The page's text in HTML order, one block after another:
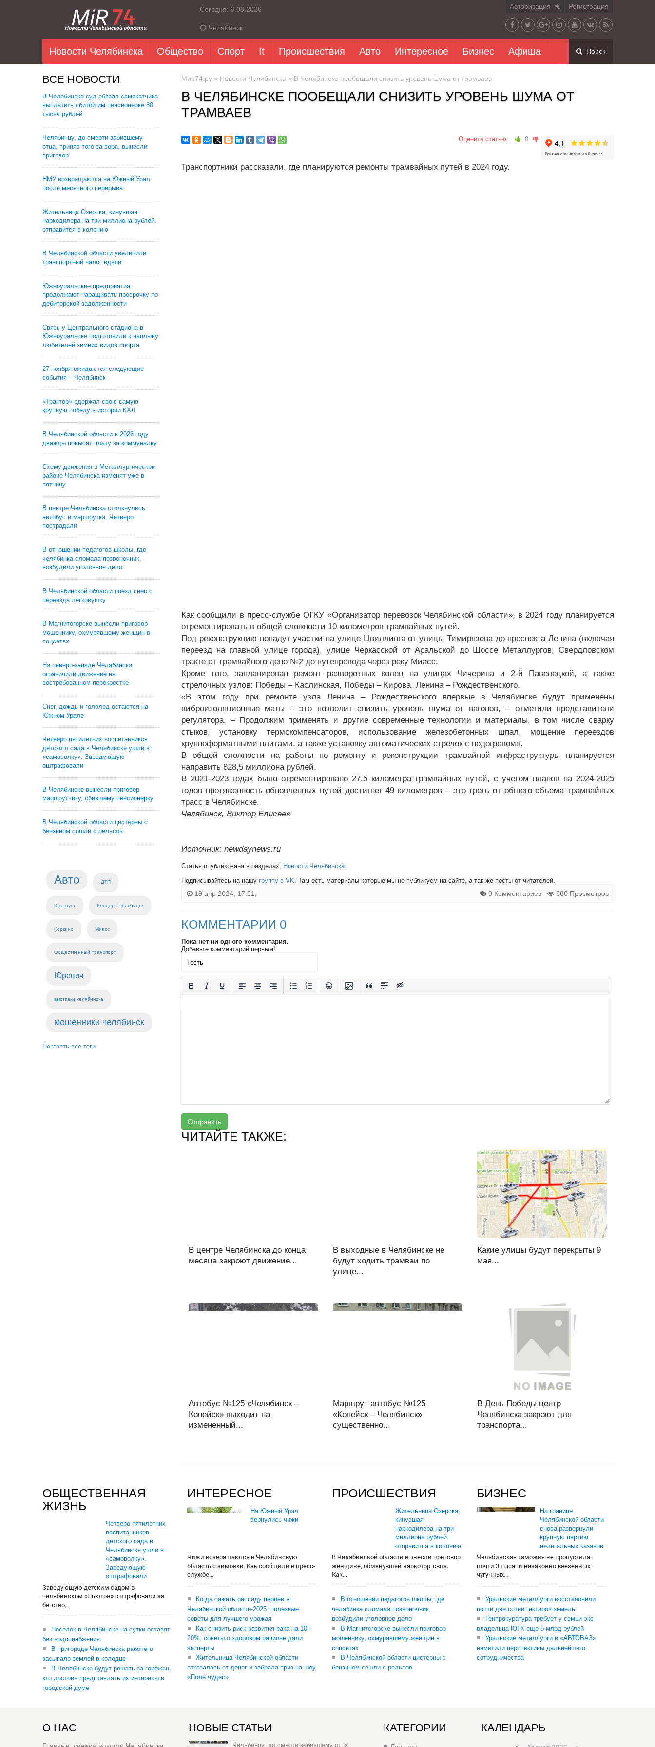
Сегодня: 6.08.2026
Челябинск
Авторизация Регистрация
Новости Челябинска Общество Спорт It Происшествия Авто Интересное Бизнес Афиша Поиск
ВСЕ НОВОСТИ
В Челябинске суд обязал самокатчика
выплатить сбитой им пенсионерке 80
тысяч рублей
Челябинцу, до смерти забившему
отца, приняв того за вора, вынесли
приговор
НМУ возвращаются на Южный Урал
после месячного перерыва
Жительница Озерска, кинувшая
наркодилера на три миллиона рублей,
отправится в колонию
В Челябинской области увеличили
транспортный налог вдвое
Южноуральские предприятия
продолжают наращивать просрочку по
дебиторской задолженности
Связь у Центрального стадиона в
Южноуральске подготовили к наплыву
любителей зимних видов спорта
27 ноября ожидаются следующие
события – Челябинск
«Трактор» одержал свою самую
крупную победу в истории КХЛ
В Челябинской области в 2026 году
дважды повысят плату за коммуналку
Схему движения в Металлургическом
районе Челябинска изменят уже в
пятницу
В центре Челябинска столкнулись
автобус и маршрутка. Четверо
пострадали
В отношении педагогов школы, где
челябинка сломала позвоночник,
возбудили уголовное дело
В Челябинской области поезд снес с
переезда легковушку
В Магнитогорске вынесли приговор
мошеннику, охмурявшему женщин в
соцсетях
На северо-западе Челябинска
ограничили движение на
востребованном перекрестке
Снег, дождь и гололед остаются на
Южном Урале
Четверо пятилетних воспитанников
детского сада в Челябинске ушли в
«самоволку». Заведующую
оштрафовали
В Челябинске вынесли приговор
маршрутчику, сбившему пенсионерку
В Челябинской области цистерны с
бензином сошли с рельсов
Авто ДТП
Златоуст Концерт Челябинск
Коркино Миасс
Общественный транспорт
Юревич
выставки челябинска
мошенники челябинск
Показать все теги
Мир74.ру » Новости Челябинска » В Челябинске пообещали снизить уровень шума от трамваев
В ЧЕЛЯБИНСКЕ ПООБЕЩАЛИ СНИЗИТЬ УРОВЕНЬ ШУМА ОТ
ТРАМВАЕВ
Оцените статью: 0
Транспортники рассказали, где планируются ремонты трамвайных путей в 2024 году.
Как сообщили в пресс-службе ОГКУ «Организатор перевозок Челябинской области», в 2024 году планируется
отремонтировать в общей сложности 10 километров трамвайных путей.
Под реконструкцию попадут участки на улице Цвиллинга от улицы Тимирязева до проспекта Ленина (включая
переезд на главной улице города), улице Черкасской от Аральской до Шоссе Металлургов, Свердловском
тракте от трамвайного депо №2 до путепровода через реку Миасс.
Кроме того, запланирован ремонт разворотных колец на улицах Чичерина и 2-й Павелецкой, а также
стрелочных узлов: Победы – Каслинская, Победы – Кирова, Ленина – Рождественского.
«В этом году при ремонте узла Ленина – Рождественского впервые в Челябинске будут применены
виброизоляционные маты – это позволит снизить уровень шума от вагонов, – отметили представители
регулятора. – Продолжим применять и другие современные технологии и материалы, в том числе сварку
стыков, установку термокомпенсаторов, использование железобетонных шпал, мощение переездов
крупноформатными плитами, а также установку автоматических стрелок с подогревом».
В общей сложности на работы по ремонту и реконструкции трамвайной инфраструктуры планируется
направить 828,5 миллиона рублей.
В 2021-2023 годах было отремонтировано 27,5 километра трамвайных путей, с учетом планов на 2024-2025
годов протяженность обновленных путей достигнет 49 километров – это треть от общего объема трамвайных
трасс в Челябинске.
Челябинск, Виктор Елисеев
Источник: newdaynews.ru
Статья опубликована в разделах: Новости Челябинска
Подписывайтесь на нашу группу в VK. Там есть материалы которые мы не публикуем на сайте, а так же посты от читателей.
19 апр 2024, 17:31, 0 Комментариев 580 Просмотров
КОММЕНТАРИИ 0
Пока нет ни одного комментария.
Добавьте комментарий первым!
Отправить
ЧИТАЙТЕ ТАКЖЕ:
В центре Челябинска до конца
месяца закроют движение...
В выходные в Челябинске не
будут ходить трамваи по
улице...
Какие улицы будут перекрыты 9
мая...
Автобус №125 «Челябинск –
Копейск» выходит на
измененный...
Маршрут автобус №125
«Копейск – Челябинск»
существенно...
В День Победы центр
Челябинска закроют для
транспорта...
ОБЩЕСТВЕННАЯ
ЖИЗНЬ
Четверо пятилетних
воспитанников
детского сада в
Челябинске ушли в
«самоволку».
Заведующую
оштрафовали
Заведующую детским садом в
челябинском «Ньютон» оштрафовали за
бегство...
Поселок в Челябинске на сутки оставят
без водоснабжения
В пригороде Челябинска рабочего
засыпало землей в колодце
В Челябинске будут решать за горожан,
кто достоин представлять их интересы в
городской думе
ИНТЕРЕСНОЕ
На Южный Урал
вернулись чижи
Чижи возвращаются в Челябинскую
область с зимовки. Как сообщили в пресс-
службе...
Когда сажать рассаду перцев в
Челябинской области-2025: полезные
советы для лучшего урожая
Как снизить риск развития рака на 10–
20%: советы о здоровом рационе дали
эксперты
Жительница Челябинской области
отказалась от денег и забрала приз на шоу
«Поле чудес»
ПРОИСШЕСТВИЯ
Жительница Озерска,
кинувшая
наркодилера на три
миллиона рублей,
отправится в колонию
В Челябинской области вынесли приговор
женщине, обманувшей наркоторговца.
Как...
В отношении педагогов школы, где
челябинка сломала позвоночник,
возбудили уголовное дело
В Магнитогорске вынесли приговор
мошеннику, охмурявшему женщин в
соцсетях
В Челябинской области цистерны с
бензином сошли с рельсов
БИЗНЕС
На границе
Челябинской области
снова развернули
крупную партию
нелегальных казанов
Челябинская таможня не пропустила
почти 3 тысячи незаконно ввезенных
чугунных...
Уральские металлурги восстановили
почти две сотни гектаров земель
Генпрокуратура требует у семьи экс-
владельца ЮГК еще 5 млрд рублей
Уральские металлурги и «АВТОВАЗ»
наметили перспективы дальнейшего
сотрудничества
О НАС НОВЫЕ СТАТЬИ
Челябинцу, до смерти забившему отца,
КАТЕГОРИИ КАЛЕНДАРЬ